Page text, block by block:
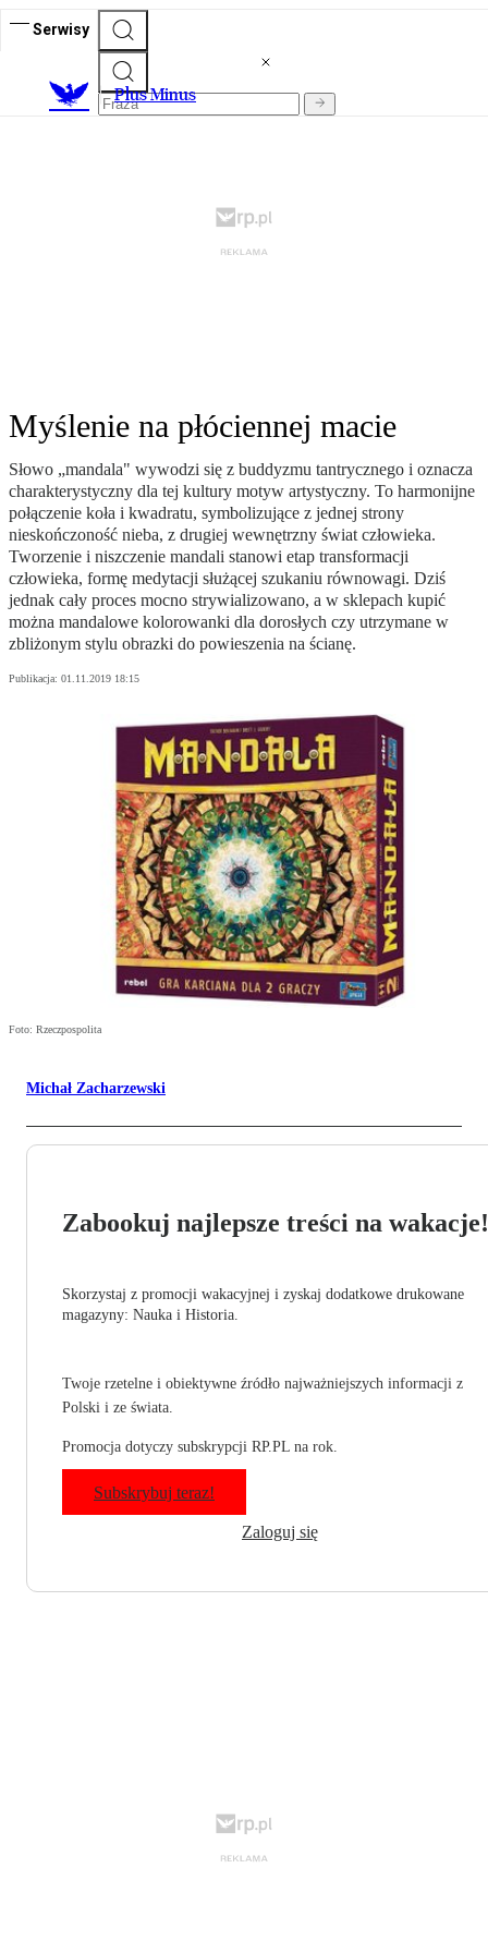
Serwisy
Plus Minus
Myślenie na płóciennej macie
Słowo „mandala" wywodzi się z buddyzmu tantrycznego i oznacza
charakterystyczny dla tej kultury motyw artystyczny. To harmonijne
połączenie koła i kwadratu, symbolizujące z jednej strony
nieskończoność nieba, z drugiej wewnętrzny świat człowieka.
Tworzenie i niszczenie mandali stanowi etap transformacji
człowieka, formę medytacji służącej szukaniu równowagi. Dziś
jednak cały proces mocno strywializowano, a w sklepach kupić
można mandalowe kolorowanki dla dorosłych czy utrzymane w
zbliżonym stylu obrazki do powieszenia na ścianę.
Publikacja: 01.11.2019 18:15
Foto: Rzeczpospolita
Michał Zacharzewski
Zabookuj najlepsze treści na wakacje!
Skorzystaj z promocji wakacyjnej i zyskaj dodatkowe drukowane
magazyny: Nauka i Historia.
Twoje rzetelne i obiektywne źródło najważniejszych informacji z
Polski i ze świata.
Promocja dotyczy subskrypcji RP.PL na rok.
Subskrybuj teraz!
Zaloguj się